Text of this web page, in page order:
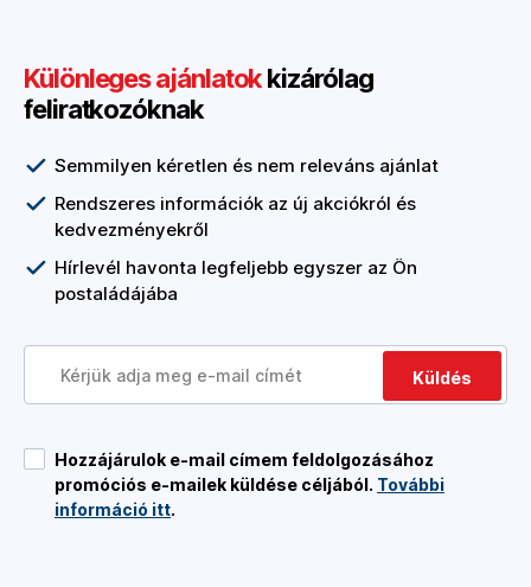
Különleges ajánlatokkizárólag
feliratkozóknak
Semmilyen kéretlen és nem releváns ajánlat
Rendszeres információk az új akciókról és
kedvezményekről
Hírlevél havonta legfeljebb egyszer az Ön
postaládájába
Küldés
Hozzájárulok e-mail címem feldolgozásához
promóciós e-mailek küldése céljából. További
információ itt.